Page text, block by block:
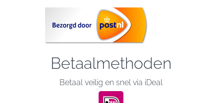
Betaalmethoden
Betaal veilig en snel via iDeal